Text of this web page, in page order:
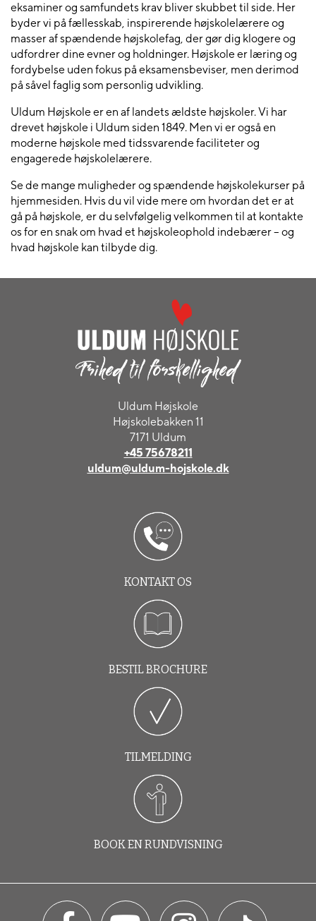
eksaminer og samfundets krav bliver skubbet til side. Her
byder vi på fællesskab, inspirerende højskolelærere og
masser af spændende højskolefag, der gør dig klogere og
udfordrer dine evner og holdninger. Højskole er læring og
fordybelse uden fokus på eksamensbeviser, men derimod
på såvel faglig som personlig udvikling.
Uldum Højskole er en af landets ældste højskoler. Vi har
drevet højskole i Uldum siden 1849. Men vi er også en
moderne højskole med tidssvarende faciliteter og
engagerede højskolelærere.
Se de mange muligheder og spændende højskolekurser på
hjemmesiden. Hvis du vil vide mere om hvordan det er at
gå på højskole, er du selvfølgelig velkommen til at kontakte
os for en snak om hvad et højskoleophold indebærer – og
hvad højskole kan tilbyde dig.
Uldum Højskole
Højskolebakken 11
7171 Uldum
+45 75678211
uldum@uldum-hojskole.dk
KONTAKT OS
BESTIL BROCHURE
TILMELDING
BOOK EN RUNDVISNING